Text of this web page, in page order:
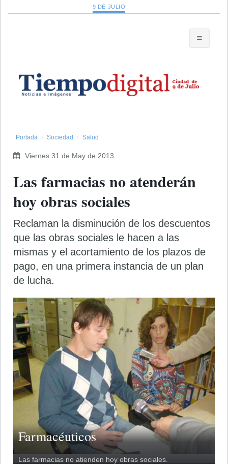
9 DE JULIO
Portada Sociedad Salud
Viernes 31 de May de 2013
Las farmacias no atenderán
hoy obras sociales
Reclaman la disminución de los descuentos
que las obras sociales le hacen a las
mismas y el acortamiento de los plazos de
pago, en una primera instancia de un plan
de lucha.
Farmacéuticos
Las farmacias no atienden hoy obras sociales.